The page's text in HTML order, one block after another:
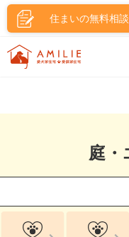
住まいの無料相談
庭・